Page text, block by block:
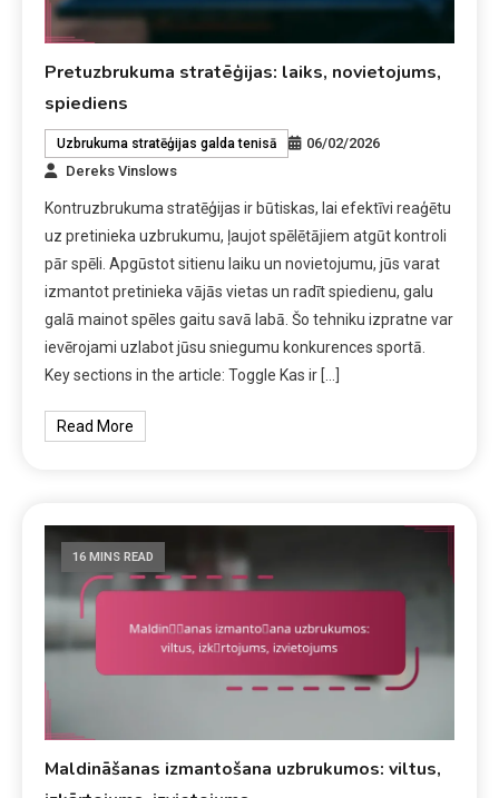
Pretuzbrukuma stratēģijas: laiks, novietojums,
spiediens
Uzbrukuma stratēģijas galda tenisā
06/02/2026
Dereks Vinslows
Kontruzbrukuma stratēģijas ir būtiskas, lai efektīvi reaģētu
uz pretinieka uzbrukumu, ļaujot spēlētājiem atgūt kontroli
pār spēli. Apgūstot sitienu laiku un novietojumu, jūs varat
izmantot pretinieka vājās vietas un radīt spiedienu, galu
galā mainot spēles gaitu savā labā. Šo tehniku izpratne var
ievērojami uzlabot jūsu sniegumu konkurences sportā.
Key sections in the article: Toggle Kas ir […]
Read More
16 MINS READ
Maldināšanas izmantošana uzbrukumos: viltus,